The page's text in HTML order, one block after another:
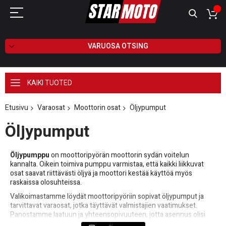
VARUOSA OTSING
KAIKI TUOTED
Etusivu Varaosat Moottorin osat Öljypumput
Öljypumput
Öljypumppuon moottoripyörän moottorin sydän voitelun
kannalta. Oikein toimiva pumppu varmistaa, että kaikki liikkuvat
osat saavat riittävästi öljyä ja moottori kestää käyttöä myös
raskaissa olosuhteissa.
Valikoimastamme löydät moottoripyöriin sopivat öljypumput ja
tarvittavat varaosat, jotka täyttävät valmistajien vaatimukset.
Panostamme laatuun ja yhteensopivuuteen, jotta asennus olisi
mahdollisimman vaivaton ja lopputulos luotettava.